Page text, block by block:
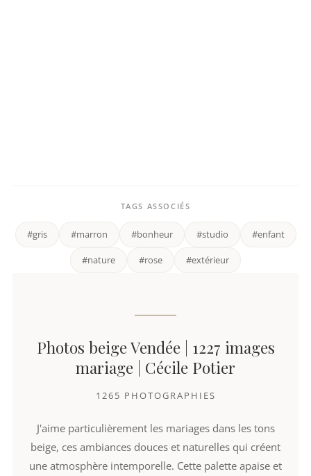
TAGS ASSOCIÉS
#gris #marron #bonheur #studio #enfant
#nature #rose #extérieur
Photos beige Vendée | 1227 images
mariage | Cécile Potier
1265 PHOTOGRAPHIES
J'aime particulièrement les mariages dans les tons
beige, ces ambiances douces et naturelles qui créent
une atmosphère intemporelle. Cette palette apaise et